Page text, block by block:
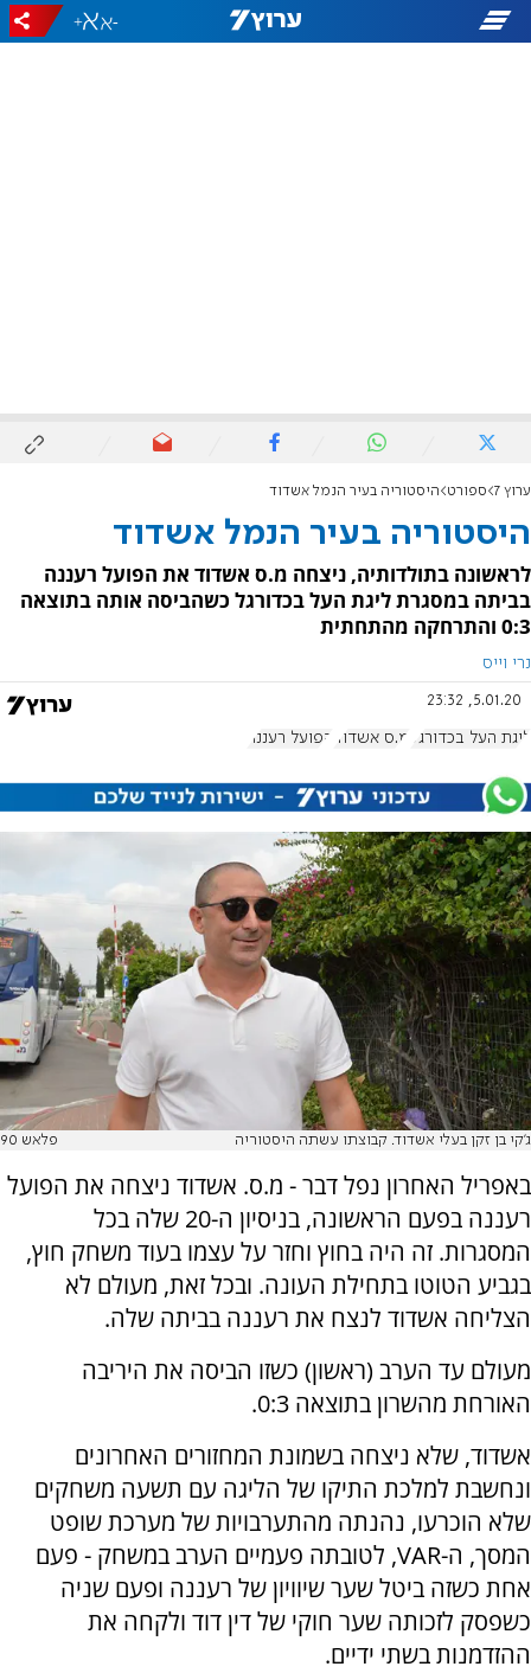
-
+
ערוץ 7 ספורט היסטוריה בעיר הנמל אשדוד
היסטוריה בעיר הנמל אשדוד
לראשונה בתולדותיה, ניצחה מ.ס אשדוד את הפועל רעננה
בביתה במסגרת ליגת העל בכדורגל כשהביסה אותה בתוצאה
0:3 והתרחקה מהתחתית
נרי וייס
5.01.20, 23:32
ליגת העל בכדורגל מ.ס אשדוד הפועל רעננה
ג'קי בן זקן בעלי אשדוד. קבוצתו עשתה היסטוריה פלאש 90
באפריל האחרון נפל דבר - מ.ס. אשדוד ניצחה את הפועל
רעננה בפעם הראשונה, בניסיון ה-20 שלה בכל
המסגרות. זה היה בחוץ וחזר על עצמו בעוד משחק חוץ,
בגביע הטוטו בתחילת העונה. ובכל זאת, מעולם לא
הצליחה אשדוד לנצח את רעננה בביתה שלה.
מעולם עד הערב (ראשון) כשזו הביסה את היריבה
האורחת מהשרון בתוצאה 0:3.
אשדוד, שלא ניצחה בשמונת המחזורים האחרונים
ונחשבת למלכת התיקו של הליגה עם תשעה משחקים
שלא הוכרעו, נהנתה מהתערבויות של מערכת שופט
המסך, ה-VAR, לטובתה פעמיים הערב במשחק - פעם
אחת כשזה ביטל שער שיוויון של רעננה ופעם שניה
כשפסק לזכותה שער חוקי של דין דוד ולקחה את
ההזדמנות בשתי ידיים.